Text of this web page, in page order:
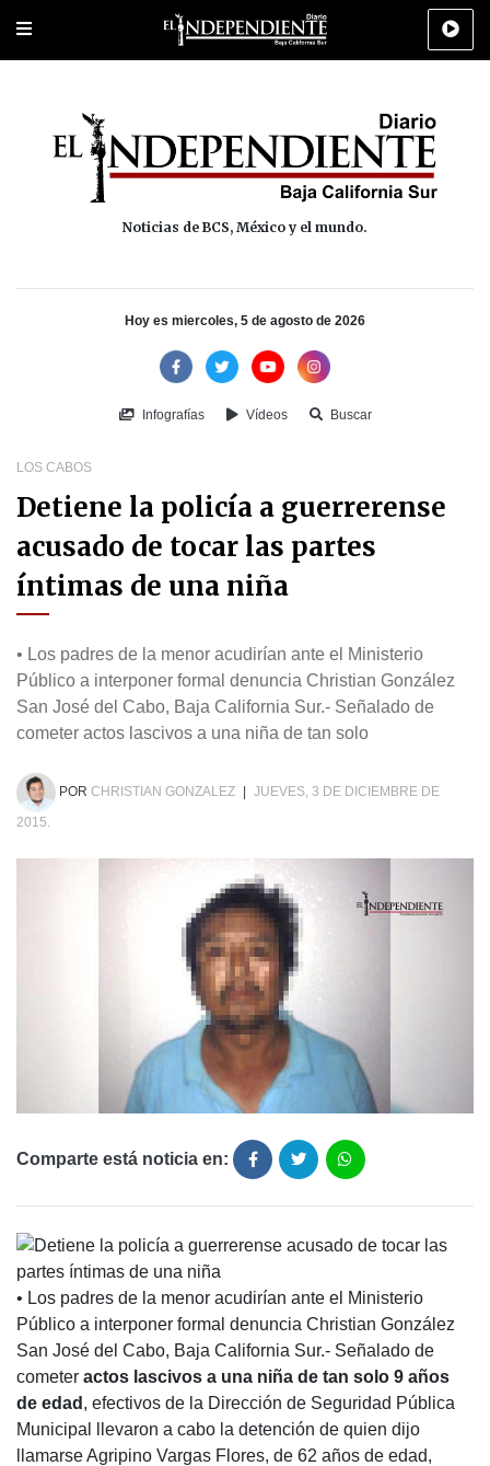
Portada Los Cabos Policiaca Deportes Cultura
Noticias de BCS, México y el mundo.
Hoy es miercoles, 5 de agosto de 2026
Infografías Vídeos Buscar
LOS CABOS
Detiene la policía a guerrerense
acusado de tocar las partes
íntimas de una niña
• Los padres de la menor acudirían ante el Ministerio
Público a interponer formal denuncia Christian González
San José del Cabo, Baja California Sur.- Señalado de
cometer actos lascivos a una niña de tan solo
POR CHRISTIAN GONZALEZ
JUEVES, 3 DE DICIEMBRE DE
2015.
Comparte está noticia en:
• Los padres de la menor acudirían ante el Ministerio
Público a interponer formal denuncia Christian González
San José del Cabo, Baja California Sur.- Señalado de
cometer actos lascivos a una niña de tan solo 9 años
de edad , efectivos de la Dirección de Seguridad Pública
Municipal llevaron a cabo la detención de quien dijo
llamarse Agripino Vargas Flores, de 62 años de edad,